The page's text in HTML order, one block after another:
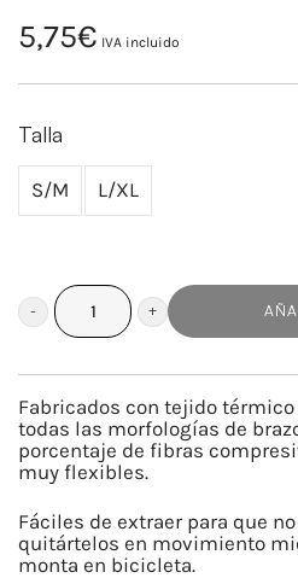
5,75€ IVA incluido
Talla
S/M L/XL
MUESTRA
SUBLIMACIÓN
cantidad
Fabricados con tejido
todas las morfologías de
porcentaje de fibras
muy flexibles.
Fáciles de extraer para que
quitártelos en movimiento
monta en bicicleta.